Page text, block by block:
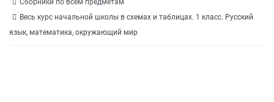
Сборники по всем предметам
Весь курс начальной школы в схемах и таблицах. 1 класс. Русский
язык, математика, окружающий мир